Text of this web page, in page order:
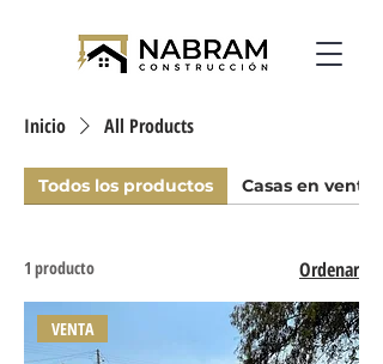
Inicio All Products
Todos los productos Casas en venta
1 producto Ordenar
VENTA